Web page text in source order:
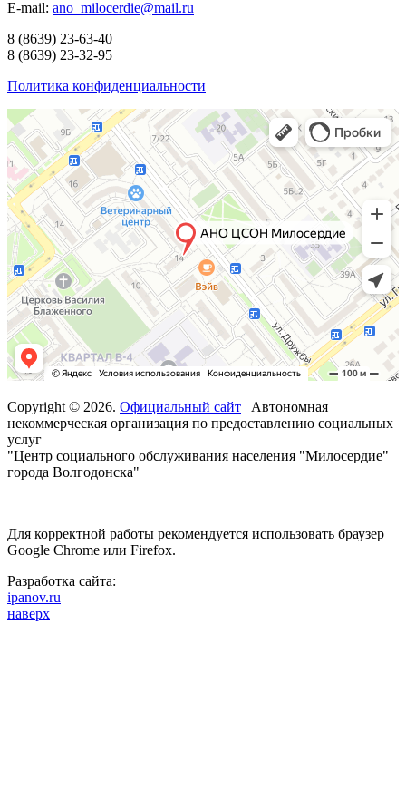
E-mail: ano_milocerdie@mail.ru
8 (8639) 23-63-40
8 (8639) 23-32-95
Политика конфиденциальности
Copyright © 2026. Официальный сайт | Автономная
некоммерческая организация по предоставлению социальных
услуг
"Центр социального обслуживания населения "Милосердие"
города Волгодонска"
Для корректной работы рекомендуется использовать браузер
Google Chrome или Firefox.
Разработка сайта:
ipanov.ru
наверх